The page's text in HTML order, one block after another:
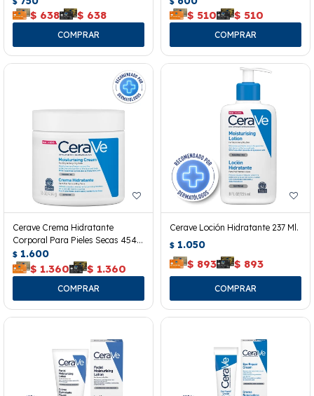
$ 638 $ 638 $ 510 $ 510
Cerave Crema Hidratante
Corporal Para Pieles Secas 454
Grs.
$ 1.600
$ 1.360 $ 1.360
Cerave Loción Hidratante 237 Ml.
$ 1.050
$ 893 $ 893